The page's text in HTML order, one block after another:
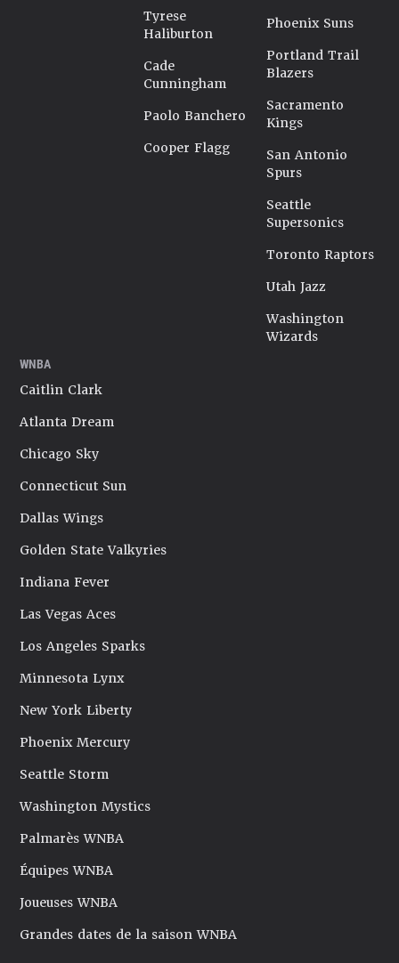
Tyrese
Haliburton
Cade
Cunningham
Paolo Banchero
Cooper Flagg
Phoenix Suns
Portland Trail
Blazers
Sacramento
Kings
San Antonio
Spurs
Seattle
Supersonics
Toronto Raptors
Utah Jazz
Washington
Wizards
WNBA
Caitlin Clark
Atlanta Dream
Chicago Sky
Connecticut Sun
Dallas Wings
Golden State Valkyries
Indiana Fever
Las Vegas Aces
Los Angeles Sparks
Minnesota Lynx
New York Liberty
Phoenix Mercury
Seattle Storm
Washington Mystics
Palmarès WNBA
Équipes WNBA
Joueuses WNBA
Grandes dates de la saison WNBA